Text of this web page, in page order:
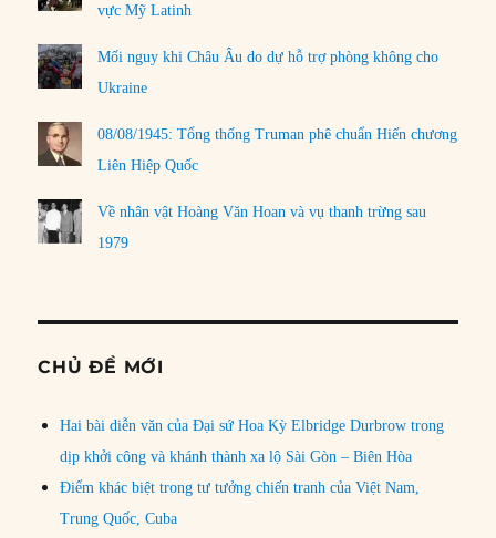
vực Mỹ Latinh
Mối nguy khi Châu Âu do dự hỗ trợ phòng không cho
Ukraine
08/08/1945: Tổng thống Truman phê chuẩn Hiến chương
Liên Hiệp Quốc
Về nhân vật Hoàng Văn Hoan và vụ thanh trừng sau
1979
CHỦ ĐỀ MỚI
Hai bài diễn văn của Đại sứ Hoa Kỳ Elbridge Durbrow trong
dịp khởi công và khánh thành xa lộ Sài Gòn – Biên Hòa
Điểm khác biệt trong tư tưởng chiến tranh của Việt Nam,
Trung Quốc, Cuba